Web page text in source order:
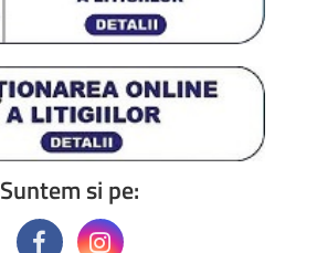
Suntem si pe: